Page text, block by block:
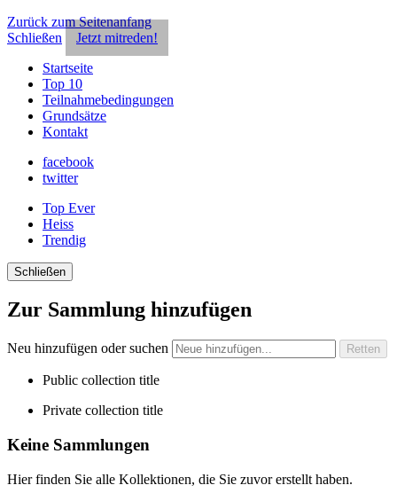
Zurück zum Seitenanfang
Schließen
Jetzt mitreden!
Startseite
Top 10
Teilnahmebedingungen
Grundsätze
Kontakt
facebook
twitter
Top Ever
Heiss
Trendig
Schließen
Zur Sammlung hinzufügen
Neu hinzufügen oder suchen
Public collection title
Private collection title
Keine Sammlungen
Hier finden Sie alle Kollektionen, die Sie zuvor erstellt haben.